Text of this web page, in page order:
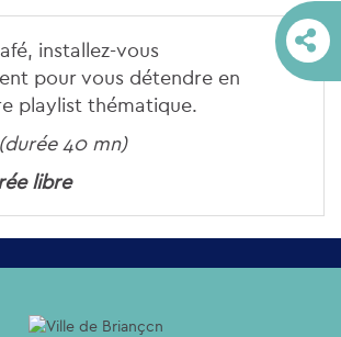
installez-vous
pour vous détendre en
playlist thématique.
(durée 40 mn)
libre